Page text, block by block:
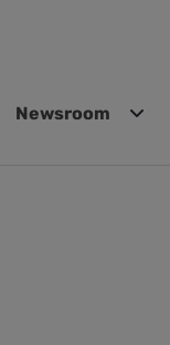
Newsroom